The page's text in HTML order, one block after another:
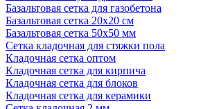
Базальтовая сетка для газобетона
Базальтовая сетка 20x20 см
Базальтовая сетка 50x50 мм
Сетка кладочная для стяжки пола
Кладочная сетка оптом
Кладочная сетка для кирпича
Кладочная сетка для блоков
Кладочная сетка для керамики